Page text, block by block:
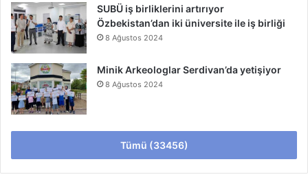
SUBÜ iş birliklerini artırıyor
Özbekistan’dan iki üniversite ile iş birliği
8 Ağustos 2024
Minik Arkeologlar Serdivan’da yetişiyor
8 Ağustos 2024
Tümü (33456)